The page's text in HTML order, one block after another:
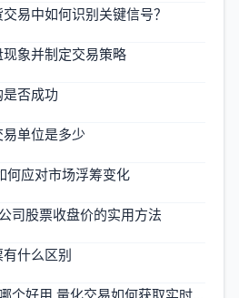
易中如何识别关键信号？
象并制定交易策略
否成功
单位是多少
何应对市场浮筹变化
司股票收盘价的实用方法
什么区别